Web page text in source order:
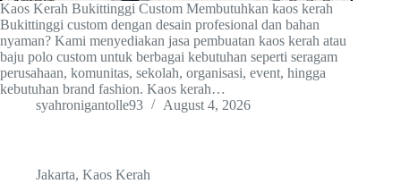
Kaos Kerah Bukittinggi Custom Membutuhkan kaos kerah
Bukittinggi custom dengan desain profesional dan bahan
nyaman? Kami menyediakan jasa pembuatan kaos kerah atau
baju polo custom untuk berbagai kebutuhan seperti seragam
perusahaan, komunitas, sekolah, organisasi, event, hingga
kebutuhan brand fashion. Kaos kerah…
syahronigantolle93
August 4, 2026
Jakarta, Kaos Kerah